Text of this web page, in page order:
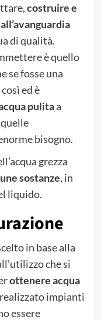
costruire e
di qualità.
è quello
se fosse una
ed è
pulitaa
bisogno.
grezza
sostanze, in
liquido.
in base alla
che si
ottenere acqua
impianti
essere